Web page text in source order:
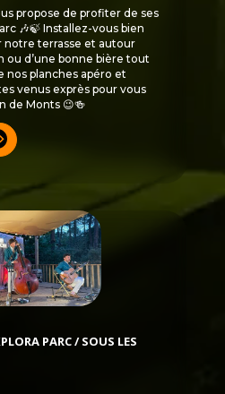
propose de profiter de ses
🎶🍃 Installez-vous bien
terrasse et autour
ou d’une bonne bière tout
planches apéro et
venus exprès pour vous
de Monts 😉🍻
PARC / SOUS LES